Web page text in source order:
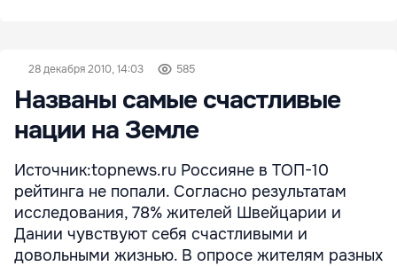
28 декабря 2010, 14:03 585
Названы самые счастливые
нации на Земле
Источник:topnews.ru Россияне в ТОП-10
рейтинга не попали. Согласно результатам
исследования, 78% жителей Швейцарии и
Дании чувствуют себя счастливыми и
довольными жизнью. В опросе жителям разных